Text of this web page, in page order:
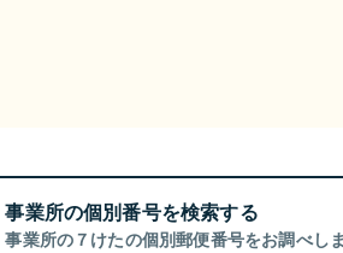
事業所の個別番号を検索する
事業所の７けたの個別郵便番号をお調べしま